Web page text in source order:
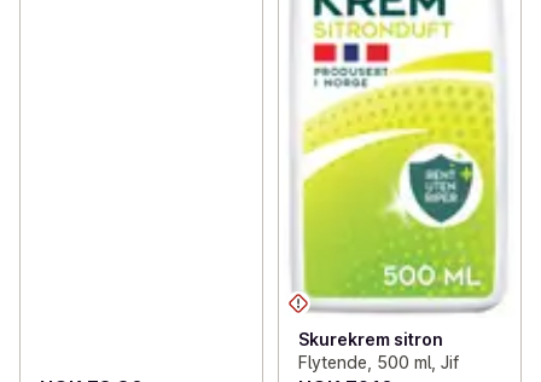
Skurekrem sitron
Flytende, 500 ml, Jif